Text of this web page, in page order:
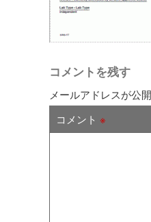
コメントを残す
メールアドレスが公
コメント ※